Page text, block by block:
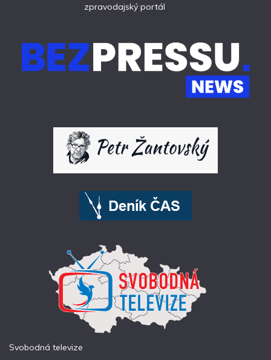
zpravodajský portál
Svobodná televize